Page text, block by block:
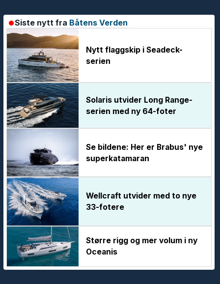
Siste nytt fra Båtens Verden
Nytt flaggskip i Seadeck-
serien
Solaris utvider Long Range-
serien med ny 64-foter
Se bildene: Her er Brabus' nye
superkatamaran
Wellcraft utvider med to nye
33-fotere
Større rigg og mer volum i ny
Oceanis